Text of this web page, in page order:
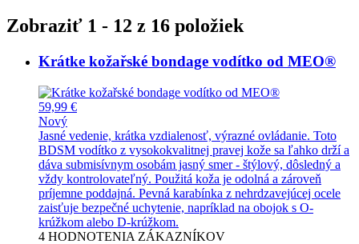
Zobraziť 1 - 12 z 16 položiek
Krátke kožařské bondage vodítko od MEO®
59,99 €
Nový
Jasné vedenie, krátka vzdialenosť, výrazné ovládanie. Toto
BDSM vodítko z vysokokvalitnej pravej kože sa ľahko drží a
dáva submisívnym osobám jasný smer - štýlový, dôsledný a
vždy kontrolovateľný. Použitá koža je odolná a zároveň
príjemne poddajná. Pevná karabínka z nehrdzavejúcej ocele
zaisťuje bezpečné uchytenie, napríklad na obojok s O-
krúžkom alebo D-krúžkom.
4 HODNOTENIA ZÁKAZNÍKOV